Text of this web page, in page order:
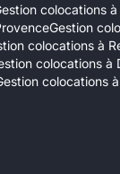
colocations
Gestion
colocations à
colocations à
colocations